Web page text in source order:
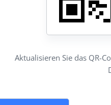
Aktualisieren Sie das QR-